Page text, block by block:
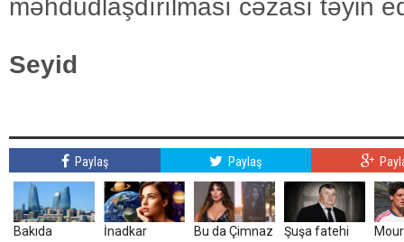
məhdudlaşdırılması cəzası təyin
Seyid
Paylaş Paylaş
Bakıda
İnadkar
Bu da Çimnaz
Şuşa fatehi